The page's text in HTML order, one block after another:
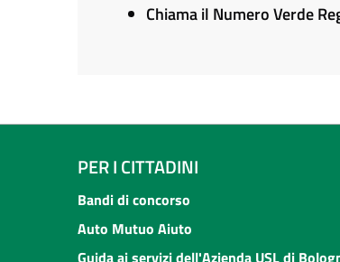
Chiama il Numero Verde
PER I CITTADINI
Bandi di concorso
Auto Mutuo Aiuto
Guida ai servizi dell'Azienda USL di